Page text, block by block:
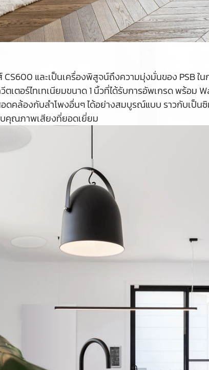
CS600 และเป็นเครื่องพิสูจน์ถึงความมุ่งมั่นของ PSB
ร์ไทเทเนียมขนาด 1 นิ้วที่ได้รับการอัพเกรด พร้อม
คล้องกับลำโพงอื่นๆ ได้อย่างสมบูรณ์แบบ ราวกับเป็นซิ
บคุณภาพเสียงที่ยอดเยี่ยม